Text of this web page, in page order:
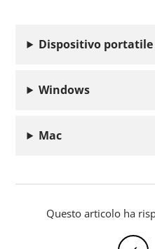
Dispositivo portatile
Windows
Mac
Questo articolo ha